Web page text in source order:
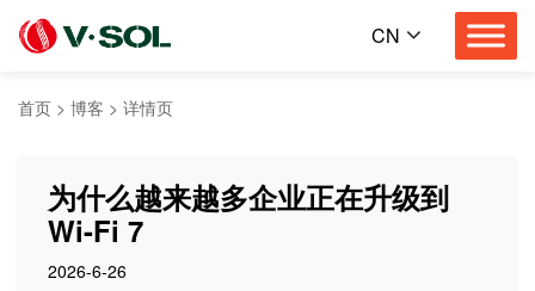
CN
首页 > 博客 > 详情页
为什么越来越多企业正在升级到
Wi-Fi 7
2026-6-26